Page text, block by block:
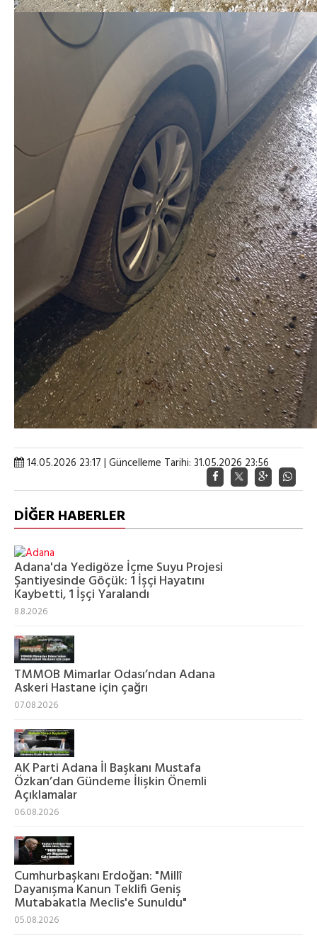
14.05.2026 23:17 | Güncelleme Tarihi: 31.05.2026 23:56
DİĞER HABERLER
Adana'da Yedigöze İçme Suyu Projesi
Şantiyesinde Göçük: 1 İşçi Hayatını
Kaybetti, 1 İşçi Yaralandı
8.8.2026
TMMOB Mimarlar Odası’ndan Adana
Askeri Hastane için çağrı
07.08.2026
AK Parti Adana İl Başkanı Mustafa
Özkan’dan Gündeme İlişkin Önemli
Açıklamalar
06.08.2026
Cumhurbaşkanı Erdoğan: "Millî
Dayanışma Kanun Teklifi Geniş
Mutabakatla Meclis'e Sunuldu"
05.08.2026